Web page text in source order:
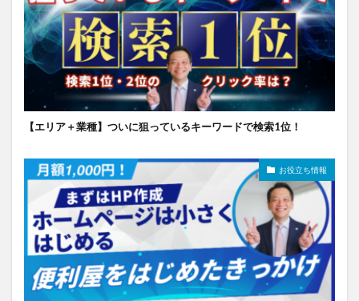
【エリア＋業種】ついに狙っているキーワードで検索1位！
お役立ち情報